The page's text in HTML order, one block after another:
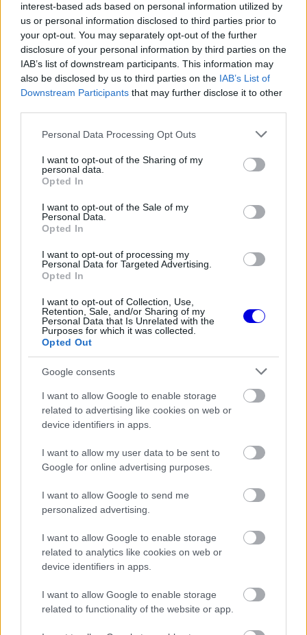
interest-based ads based on personal information utilized by
us or personal information disclosed to third parties prior to
your opt-out. You may separately opt-out of the further
disclosure of your personal information by third parties on the
IAB’s list of downstream participants. This information may
also be disclosed by us to third parties on the IAB’s List of
Downstream Participants that may further disclose it to other
Please note that this website/app uses one or more Google
not limited to your visit or usage behaviour. You may click to
grant or deny consent to Google and its third-party tags to
use your data for below specified purposes in below Google
consent section.
Personal Data Processing Opt Outs
I want to opt-out of the Sharing of my
personal data.
Opted In
I want to opt-out of the Sale of my
Personal Data.
Opted In
I want to opt-out of processing my
Personal Data for Targeted Advertising.
Opted In
I want to opt-out of Collection, Use,
Retention, Sale, and/or Sharing of my
Personal Data that Is Unrelated with the
Purposes for which it was collected.
Opted Out
Google consents
I want to allow Google to enable storage
related to advertising like cookies on web or
device identifiers in apps.
I want to allow my user data to be sent to
Google for online advertising purposes.
I want to allow Google to send me
personalized advertising.
I want to allow Google to enable storage
related to analytics like cookies on web or
device identifiers in apps.
I want to allow Google to enable storage
related to functionality of the website or app.
window.
"A futam közben is volt némi vita erről. A
kockázatot az jelenti, hogy ha a biztonsági autós
elveszítesz" - nyilatkozta a Sky Sports Germany
csatornának a szakember.
EZEKET IS AJÁNLJUK
Ferrari Lewis Hamilton miatt
FORMA-1
riválisától a Red Bull
FORMA-1
Óriási átalakulás a Ferrarinál,
Holland Nagydíjra
"Utólag visszagondolva és megbeszélve a
történteket, csapatként ezt kellett tennünk, még
ha személy szerint neki nem is volt
százszázalékosan ideális az az utolsó kiállás.
Érthető a frusztrációja ezek miatt a nehéz